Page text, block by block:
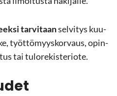
tar­vi­taansel­vi­tys kuu­
työt­tö­myys­kor­vaus, opin­
tai tu­lo­re­kis­te­rio­te.